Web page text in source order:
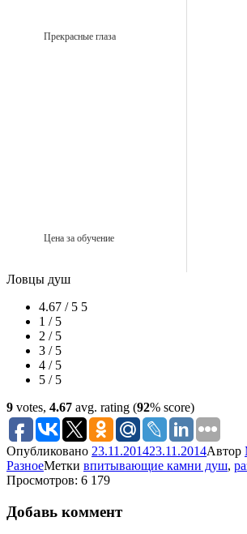
Прекрасные глаза
Цена за обучение
Ловцы душ
4.67 / 5 5
1 / 5
2 / 5
3 / 5
4 / 5
5 / 5
9 votes, 4.67 avg. rating (92% score)
Опубликовано 23.11.201423.11.2014Автор
РазноеМетки впитывающие камни душ,
Просмотров: 6 179
Добавь коммент